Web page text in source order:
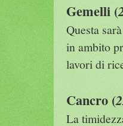
Gemelli (
Questa
in ambito
lavori di
Cancro (
La